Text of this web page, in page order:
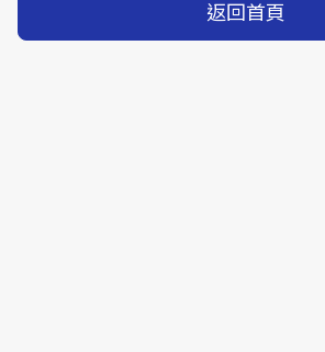
返回首頁